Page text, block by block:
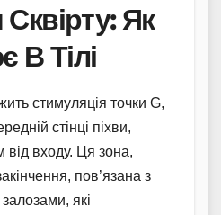
Сквірту: Як
В Тілі
стимуляція точки G,
стінці піхви,
від входу. Ця зона,
пов’язана з
які